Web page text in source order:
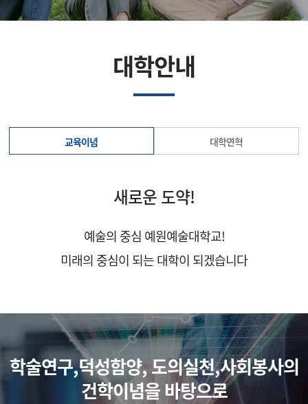
대학안내
교육이념 대학연혁
새로운 도약!
예술의 중심 예원예술대학교!
미래의 중심이 되는 대학이 되겠습니다
학술연구,덕성함양, 도의실천,사회봉사의
건학이념을 바탕으로